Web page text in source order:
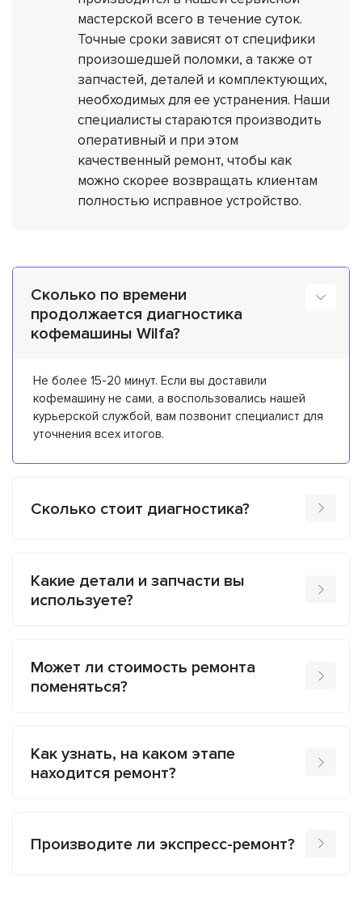
мастерской всего в течение суток.
Точные сроки зависят от специфики
произошедшей поломки, а также от
запчастей, деталей и комплектующих,
необходимых для ее устранения. Наши
специалисты стараются производить
оперативный и при этом
качественный ремонт, чтобы как
можно скорее возвращать клиентам
полностью исправное устройство.
Сколько по времени
продолжается диагностика
кофемашины Wilfa?
Не более 15-20 минут. Если вы доставили
кофемашину не сами, а воспользовались нашей
курьерской службой, вам позвонит специалист для
уточнения всех итогов.
Сколько стоит диагностика?
Какие детали и запчасти вы
используете?
Может ли стоимость ремонта
поменяться?
Как узнать, на каком этапе
находится ремонт?
Производите ли экспресс-ремонт?